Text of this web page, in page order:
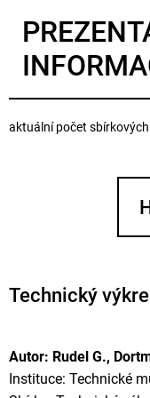
aktuální počet
Technický
Autor: Rudel G.,
Instituce: Technické